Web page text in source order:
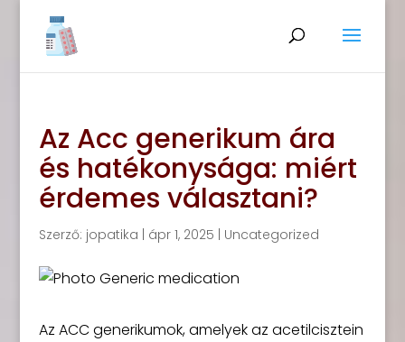
Az Acc generikum ára
és hatékonysága: miért
érdemes választani?
Szerző: jopatika ápr 1, 2025 Uncategorized
Az ACC generikumok, amelyek az acetilcisztein